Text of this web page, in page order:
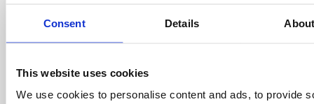
Consent Details About
This website uses cookies
We use cookies to personalise content and ads, to provide